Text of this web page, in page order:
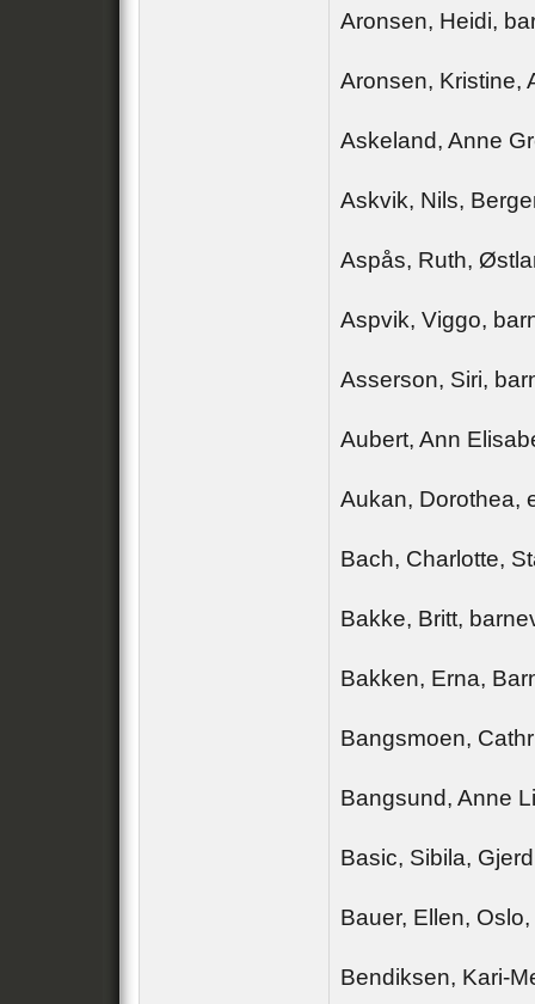
Aronsen, Heidi,
Aronsen, Kristine,
Askeland, Anne
Askvik, Nils,
Aspås, Ruth,
Aspvik, Viggo,
Asserson, Siri,
Aubert, Ann
Aukan, Dorothea,
Bach, Charlotte,
Bakke, Britt,
Bakken, Erna,
Bangsmoen,
Bangsund, Anne
Basic, Sibila,
Bauer, Ellen,
Bendiksen, Kari-